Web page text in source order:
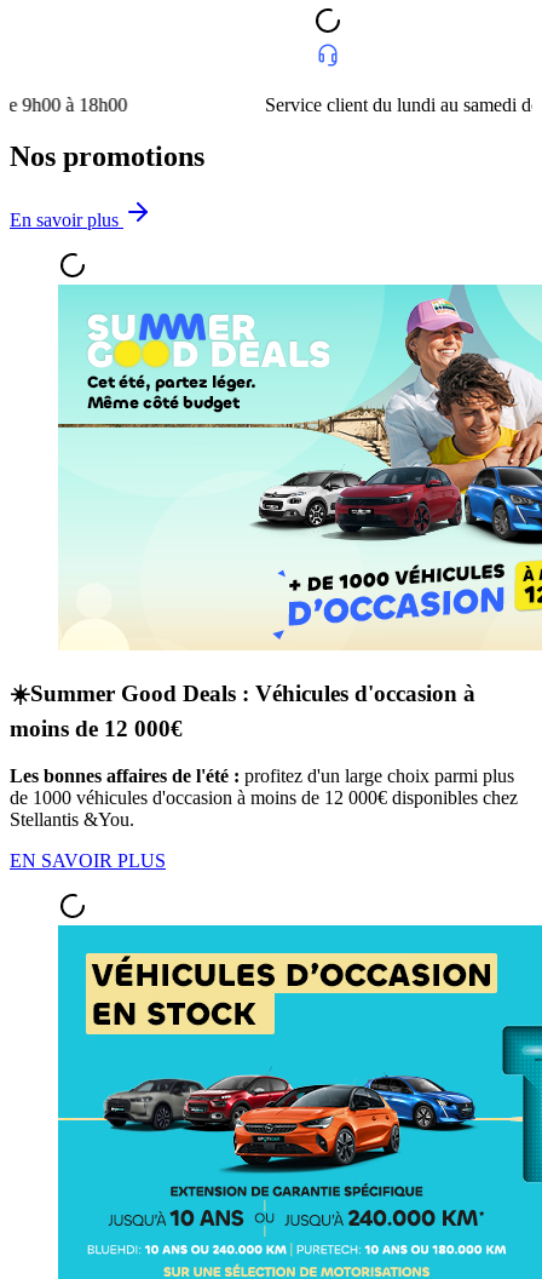
18h00 Service client du lundi au samedi de 9h00 à
Nos promotions
En savoir plus
☀️Summer Good Deals : Véhicules d'occasion à
moins de 12 000€
Les bonnes affaires de l'été : profitez d'un large choix parmi plus
de 1000 véhicules d'occasion à moins de 12 000€ disponibles chez
Stellantis &You.
EN SAVOIR PLUS